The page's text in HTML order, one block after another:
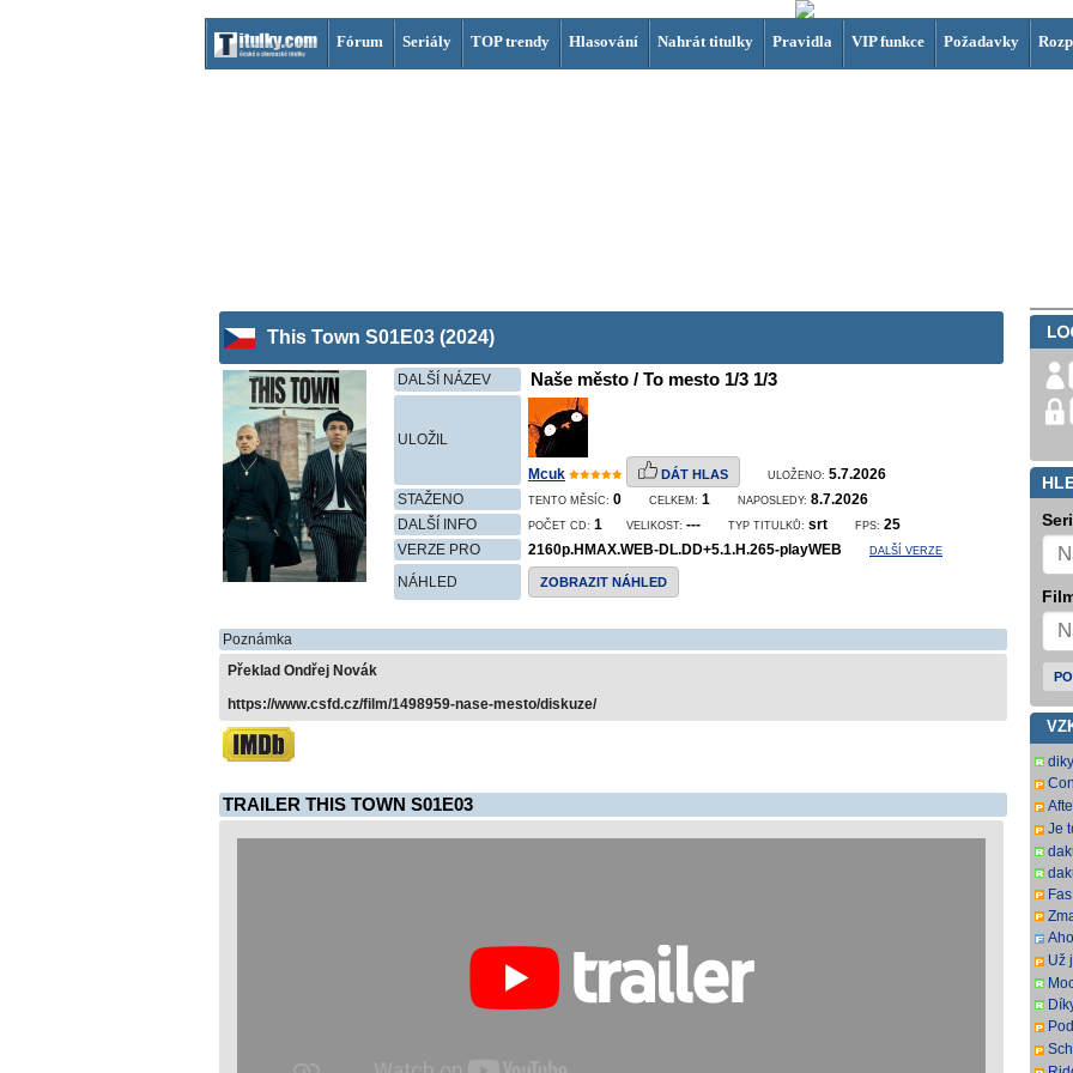
Fórum Seriály TOP trendy Hlasování Nahrát titulky Pravidla VIP funkce Požadavky
This Town S01E03 (2024)
DALŠÍ NÁZEV Naše město / To mesto 1/3 1/3
ULOŽIL
Mcuk DÁT HLAS ULOŽENO: 5.7.2026
STAŽENO
TENTO MĚSÍC: 0 CELKEM: 1 NAPOSLEDY: 8.7.2026
DALŠÍ INFO
POČET CD: 1 VELIKOST: --- TYP TITULKŮ: srt FPS: 25
VERZE PRO
2160p.HMAX.WEB-DL.DD+5.1.H.265-playWEB DALŠÍ VERZE
NÁHLED ZOBRAZIT NÁHLED
Poznámka
Překlad Ondřej Novák
https://www.csfd.cz/film/1498959-nase-mesto/diskuze/
TRAILER THIS TOWN S01E03
diky
Je
Už